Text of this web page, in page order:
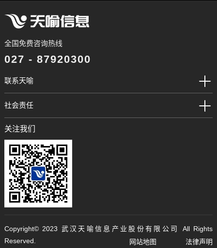
全国免费咨询热线
027 - 87920300
联系天喻
社会责任
关注我们
Copyright©️ 2023 武汉天喻信息产业股份有限公司 All Rights
Reserved.
法律声明
网站地图